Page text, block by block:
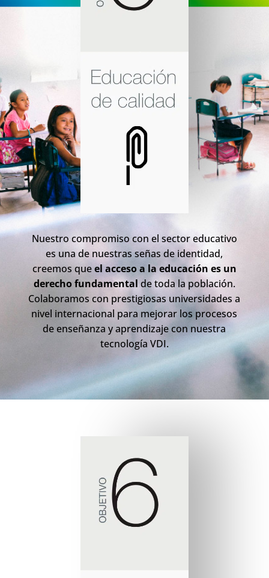
Nuestro compromiso con el sector educativo
es una de nuestras señas de identidad,
creemos queel acceso a la educación es un
derecho fundamental de toda la población.
Colaboramos con prestigiosas universidades a
nivel internacional para mejorar los procesos
de enseñanza y aprendizaje con nuestra
tecnología VDI.